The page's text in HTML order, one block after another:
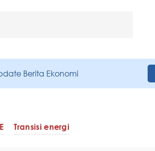
Berita Ekonomi
Transisi energi